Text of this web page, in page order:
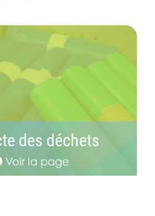
des déchets
Voir la page